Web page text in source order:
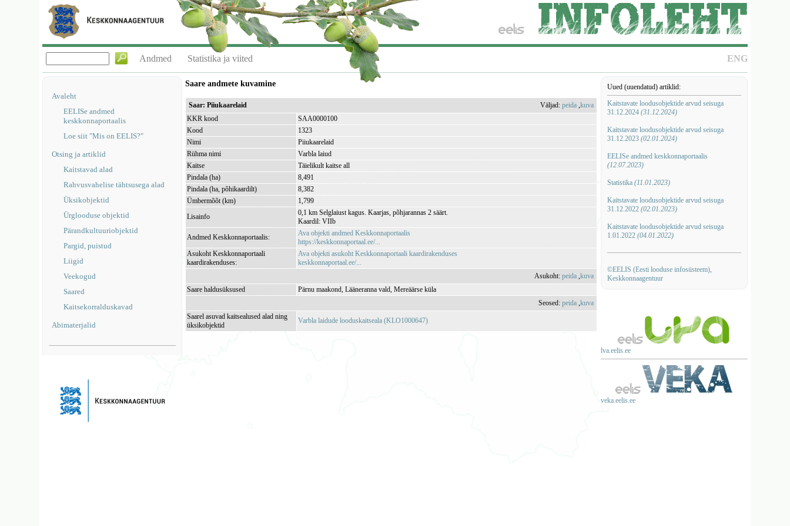
ENG
Andmed Statistika ja viited
Avaleht
EELISe andmed
keskkonnaportaalis
Loe siit "Mis on EELIS?"
Otsing ja artiklid
Kaitstavad alad
Rahvusvahelise tähtsusega alad
Üksikobjektid
Ürglooduse objektid
Pärandkultuuriobjektid
Pargid, puistud
Liigid
Veekogud
Saared
Kaitsekorralduskavad
Abimaterjalid
Uued (uuendatud) artiklid:
Kaitstavate loodusobjektide arvud seisuga
31.12.2024 (31.12.2024)
Kaitstavate loodusobjektide arvud seisuga
31.12.2023 (02.01.2024)
EELISe andmed keskkonnaportaalis
(12.07.2023)
Statistika (11.01.2023)
Kaitstavate loodusobjektide arvud seisuga
31.12.2022 (02.01.2023)
Kaitstavate loodusobjektide arvud seisuga
1.01.2022 (04.01.2022)
©EELIS (Eesti looduse infosüsteem),
Keskkonnaagentuur
lva.eelis.ee
veka.eelis.ee
Saare andmete kuvamine
Saar: Piiukaarelaid Väljad:peida ,kuva
KKR kood
SAA0000100
Kood
1323
Nimi
Piiukaarelaid
Rühma nimi
Varbla laiud
Kaitse
Täielikult kaitse all
Pindala (ha)
8,491
Pindala (ha, põhikaardilt)
8,382
Ümbermõõt (km)
1,799
Lisainfo
0,1 km Selglaiust kagus. Kaarjas, põhjarannas 2 säärt.
Kaardil: VIIb
Andmed Keskkonnaportaalis:
Ava objekti andmed Keskkonnaportaalis
https://keskkonnaportaal.ee/...
Asukoht Keskkonnaportaali
kaardirakenduses:
Ava objekti asukoht Keskkonnaportaali kaardirakenduses
keskkonnaportaal.ee/...
Asukoht:peida ,kuva
Saare haldusüksused
Pärnu maakond, Lääneranna vald, Mereäärse küla
Seosed:peida ,kuva
Saarel asuvad kaitsealused alad ning
üksikobjektid
Varbla laidude looduskaitseala (KLO1000647)